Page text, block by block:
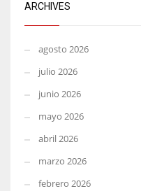
ARCHIVES
agosto 2026
julio 2026
junio 2026
mayo 2026
abril 2026
marzo 2026
febrero 2026